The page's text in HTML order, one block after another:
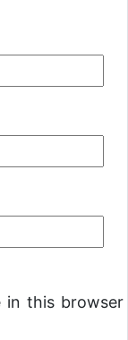
in this browser